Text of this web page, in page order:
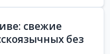
свежие
без